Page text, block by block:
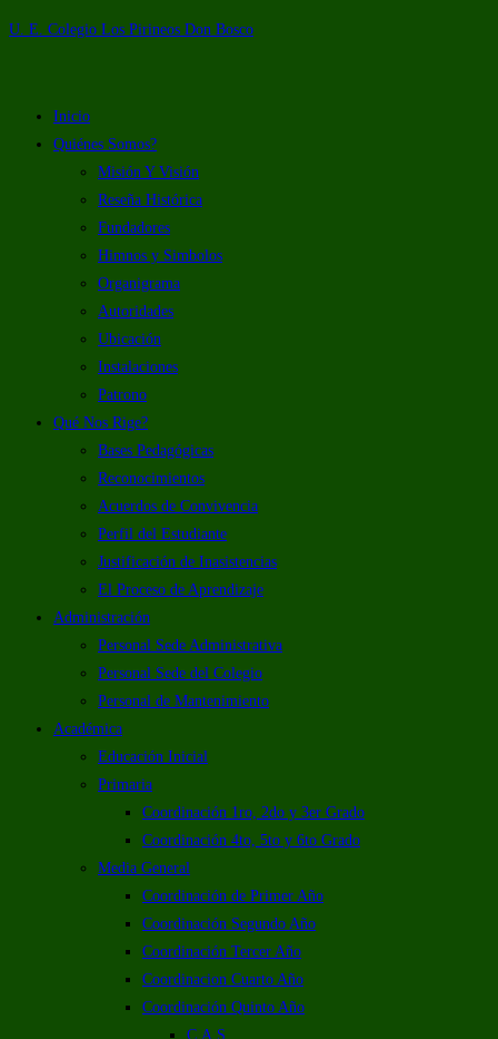
U. E. Colegio Los Pirineos Don Bosco
Inicio
Quiénes Somos?
Misión Y Visión
Reseña Histórica
Fundadores
Himnos y Simbolos
Organigrama
Autoridades
Ubicación
Instalaciones
Patrono
Qué Nos Rige?
Bases Pedagógicas
Reconocimientos
Acuerdos de Convivencia
Perfil del Estudiante
Justificación de Inasistencias
El Proceso de Aprendizaje
Administración
Personal Sede Administrativa
Personal Sede del Colegio
Personal de Mantenimiento
Académica
Educación Inicial
Primaria
Coordinación 1ro, 2do y 3er Grado
Coordinación 4to, 5to y 6to Grado
Media General
Coordinación de Primer Año
Coordinación Segundo Año
Coordinación Tercer Año
Coordinacion Cuarto Año
Coordinación Quinto Año
C.A.S.